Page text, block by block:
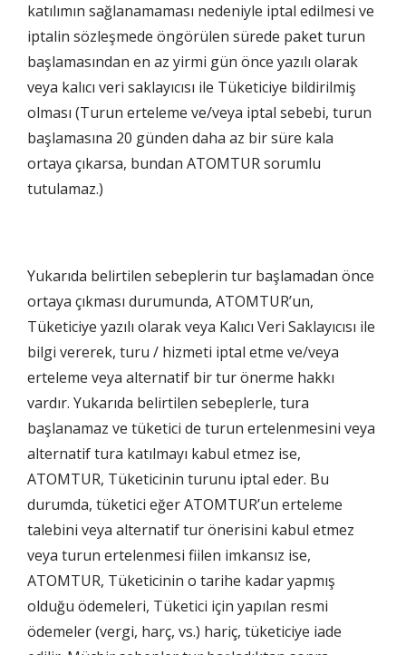
ÇEREZ KULLANIM AYARLARINIZ
Çerez tercihlerinizi
belirleyin.
Daha fazla bilgi içinKVKK bilgilendirmemizi ,çerez kullanımve
gizlilik koşullarınıinceleyebilirsiniz.
Zorunlu Çerezler HER ZAMAN AKTIF
Oturum yönetimi, güvenlik ve temel site işlevleri için
gereklidir. Bu çerezler olmadan site düzgün çalışmaz ve
katılımın sağlanamaması nedeniyle iptal edilmesi ve
iptalin sözleşmede öngörülen sürede paket turun
başlamasından en az yirmi gün önce yazılı olarak
veya kalıcı veri saklayıcısı ile Tüketiciye bildirilmiş
olması (Turun erteleme ve/veya iptal sebebi, turun
başlamasına 20 günden daha az bir süre kala
ortaya çıkarsa, bundan ATOMTUR sorumlu
tutulamaz.)
Yukarıda belirtilen sebeplerin tur başlamadan önce
ortaya çıkması durumunda, ATOMTUR’un,
Tüketiciye yazılı olarak veya Kalıcı Veri Saklayıcısı ile
bilgi vererek, turu / hizmeti iptal etme ve/veya
erteleme veya alternatif bir tur önerme hakkı
vardır. Yukarıda belirtilen sebeplerle, tura
başlanamaz ve tüketici de turun ertelenmesini veya
alternatif tura katılmayı kabul etmez ise,
ATOMTUR, Tüketicinin turunu iptal eder. Bu
durumda, tüketici eğer ATOMTUR’un erteleme
talebini veya alternatif tur önerisini kabul etmez
veya turun ertelenmesi fiilen imkansız ise,
ATOMTUR, Tüketicinin o tarihe kadar yapmış
olduğu ödemeleri, Tüketici için yapılan resmi
ödemeler (vergi, harç, vs.) hariç, tüketiciye iade